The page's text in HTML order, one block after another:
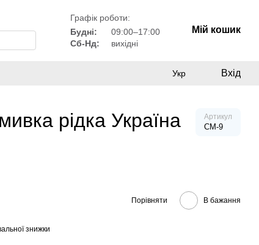
Графік роботи:
Будні:
09:00–17:00
Сб-Нд:
вихідні
Мій кошик
Укр Вхід
рідка Україна
Артикул
СМ-9
Порівняти В бажання
знижки